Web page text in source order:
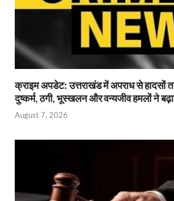
क्राइम अपडेट: उत्तराखंड में अपराध से
दुष्कर्म, ठगी, भूस्खलन और वन्यजीव हमलों ने
August 7, 2026